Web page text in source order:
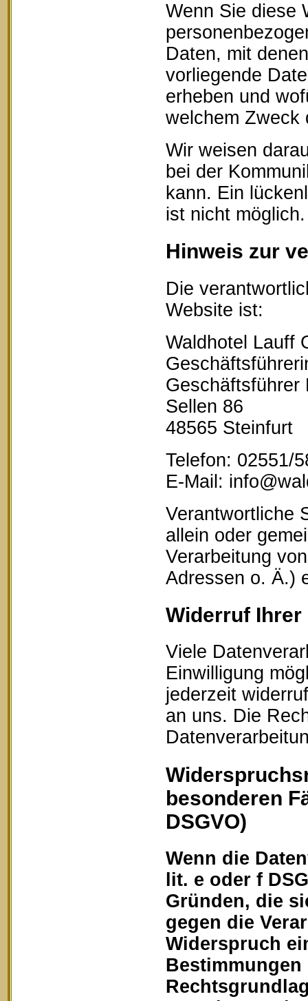
Wenn Sie diese
Daten, mit
vorliegende
erheben und
welchem Zweck
Wir weisen
bei der
kann. Ein
ist nicht möglich.
Hinweis zur
Die
Website ist:
Waldhotel Lauff
Geschäftsführer
Sellen 86
48565 Steinfurt
Telefon: 02551/
E-Mail:
Verantwortliche
allein oder
Verarbeitung
Adressen o. Ä.)
Widerruf
Viele
Einwilligung
jederzeit
an uns. Die
besonderen
DSGVO)
Wenn die
lit. e oder f
Gründen, die
gegen die
Widerspruch